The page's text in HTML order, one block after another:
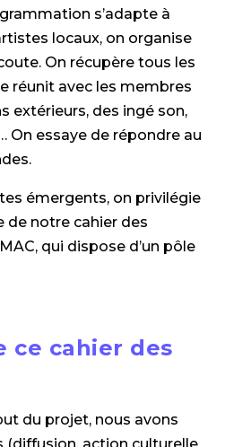
s’adapte à
locaux, on organise
On récupère tous les
réunit avec les membres
extérieurs, des ingé son,
On essaye de répondre au
émergents, on privilégie
de notre cahier des
qui dispose d’un pôle
ce cahier des
du projet, nous avons
action culturelle